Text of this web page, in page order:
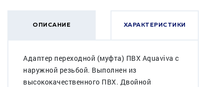
ОПИСАНИЕ ХАРАКТЕРИСТИКИ
Адаптер переходной (муфта) ПВХ Aquaviva с
наружной резьбой. Выполнен из
высококачественного ПВХ. Двойной